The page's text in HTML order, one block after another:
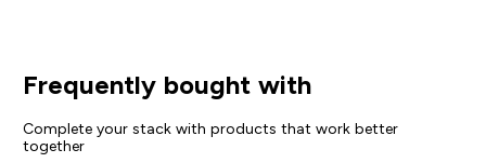
Frequently bought with
Complete your stack with products that work better
together